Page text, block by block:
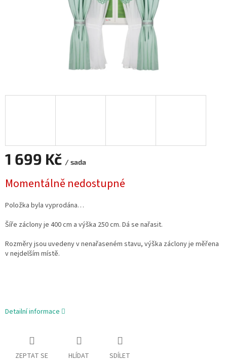
1 699 Kč / sada
cena:
Momentálně nedostupné
Položka byla vyprodána…
Šíře záclony je 400 cm a výška 250 cm. Dá se nařasit.
Rozměry jsou uvedeny v nenařaseném stavu, výška záclony je měřena
v nejdelším místě.
Detailní informace
ZEPTAT SE HLÍDAT SDÍLET